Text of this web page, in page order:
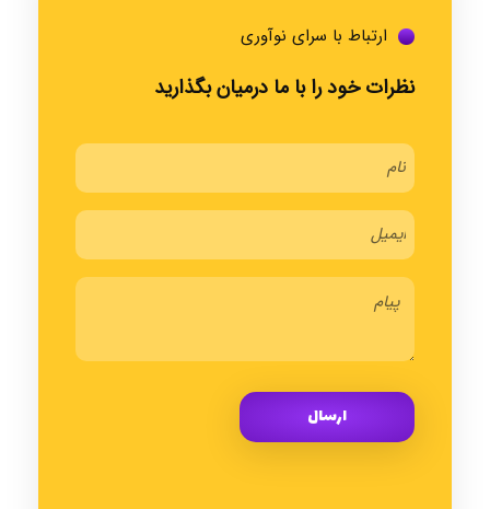
ارتباط با سرای نوآوری
نظرات خود را با ما درمیان بگذارید